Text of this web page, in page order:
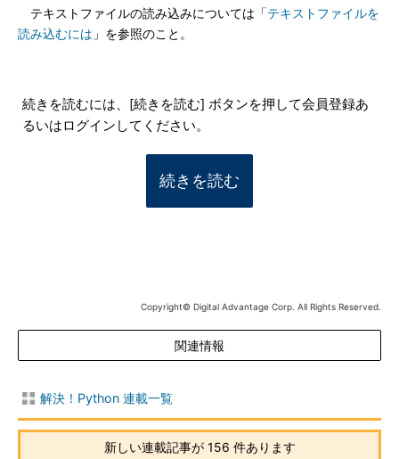
テキストファイルの読み込みについては「テキストファイルを
読み込むには 」を参照のこと。
続きを読むには、[続きを読む] ボタンを押して会員登録あ
るいはログインしてください。
続きを読む
Copyright© Digital Advantage Corp. All Rights Reserved.
関連情報
解決！Python 連載一覧
新しい連載記事が 156 件あります